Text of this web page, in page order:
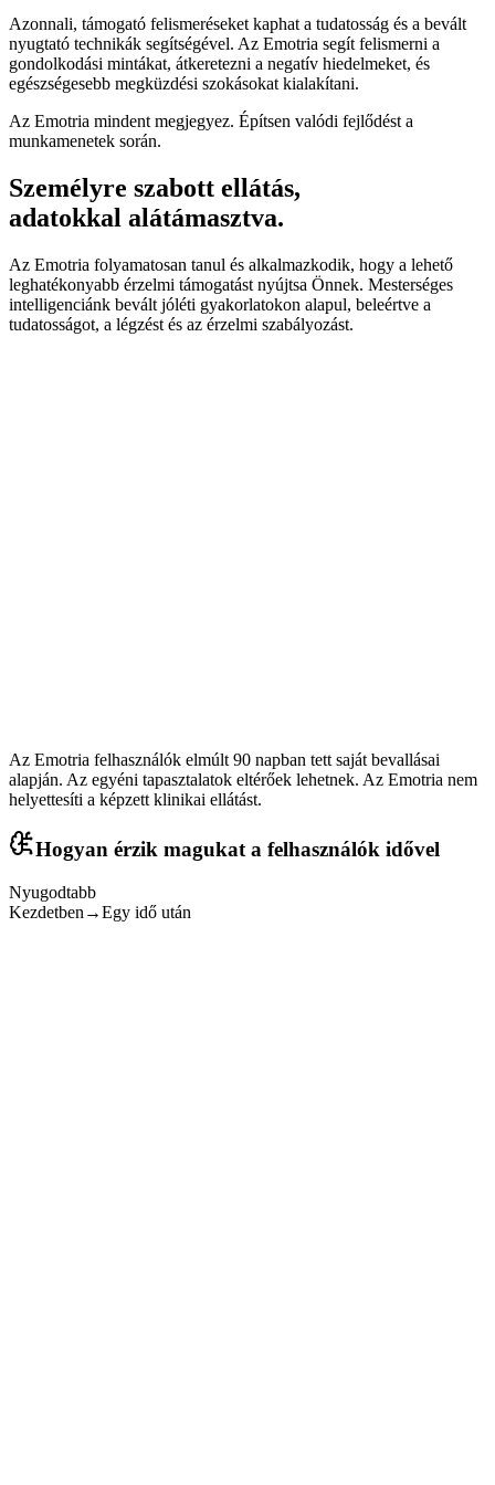
Azonnali, támogató felismeréseket kaphat a tudatosság és a bevált
nyugtató technikák segítségével. Az Emotria segít felismerni a
gondolkodási mintákat, átkeretezni a negatív hiedelmeket, és
egészségesebb megküzdési szokásokat kialakítani.
Az Emotria mindent megjegyez. Építsen valódi fejlődést a
munkamenetek során.
Személyre szabott ellátás,
adatokkal alátámasztva.
Az Emotria folyamatosan tanul és alkalmazkodik, hogy a lehető
leghatékonyabb érzelmi támogatást nyújtsa Önnek. Mesterséges
intelligenciánk bevált jóléti gyakorlatokon alapul, beleértve a
tudatosságot, a légzést és az érzelmi szabályozást.
Az Emotria felhasználók elmúlt 90 napban tett saját bevallásai
alapján. Az egyéni tapasztalatok eltérőek lehetnek. Az Emotria nem
helyettesíti a képzett klinikai ellátást.
Hogyan érzik magukat a felhasználók idővel
Nyugodtabb
Kezdetben →Egy idő után